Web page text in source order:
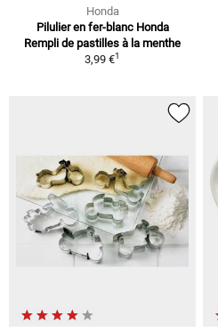
Honda
Pilulier en fer-blanc Honda
Rempli de pastilles à la menthe
3,99 €1